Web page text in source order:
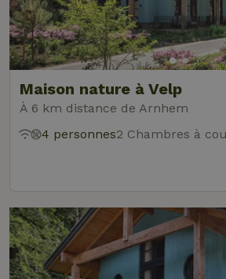
Maison nature à Velp
À 6 km distance de Arnhem
4 personnes2 Chambres à